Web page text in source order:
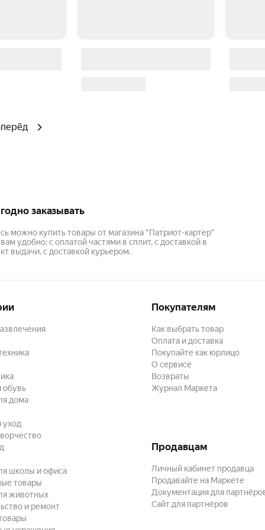
заказывать
можно купить товары от магазина "Патриот-картер"
вам удобно: с оплатой частями в сплит, с доставкой в
выдачи, с доставкой курьером.
обувь
дома
уход
школы и офиса
товары
животных
и ремонт
Покупателям
Как выбрать товар
Оплата и доставка
Покупайте как юрлицо
О сервисе
Возвраты
Журнал Маркета
Продавцам
Личный кабинет продавца
Продавайте на Маркете
Документация для
Сайт для партнёров